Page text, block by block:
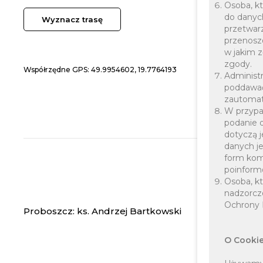
Wyznacz trasę
Współrzędne GPS: 49.9954602, 19.7764193
Proboszcz: ks. Andrzej Bartkowski
Osoba,
do
w jakim
zgody.
W
podanie
dotyczą
danych
form
Osoba,
Ochrony
O